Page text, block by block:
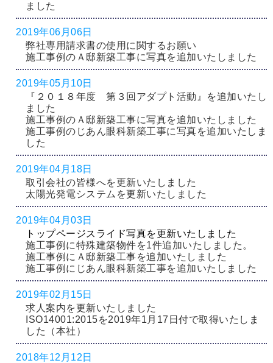
ました
2019年06月06日
弊社専用請求書の使用に関するお願い
施工事例のＡ邸新築工事に写真を追加いたしました
2019年05月10日
『２０１８年度 第３回アダプト活動』を追加いたし
ました
施工事例のＡ邸新築工事に写真を追加いたしました
施工事例のじあん眼科新築工事に写真を追加いたしま
した
2019年04月18日
取引会社の皆様へを更新いたしました
太陽光発電システムを更新いたしました
2019年04月03日
トップページスライド写真を更新いたしました
施工事例に特殊建築物件を1件追加いたしました。
施工事例にＡ邸新築工事を追加いたしました
施工事例にじあん眼科新築工事を追加いたしました
2019年02月15日
求人案内を更新いたしました
ISO14001:2015を2019年1月17日付で取得いたしま
した（本社）
2018年12月12日